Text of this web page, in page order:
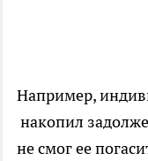
Например,
накопил
не смог ее